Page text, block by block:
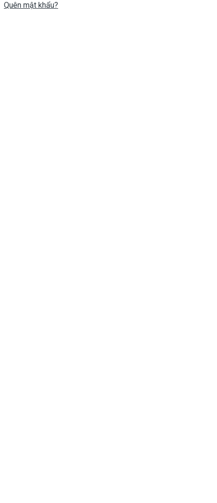
Quên mật khẩu?